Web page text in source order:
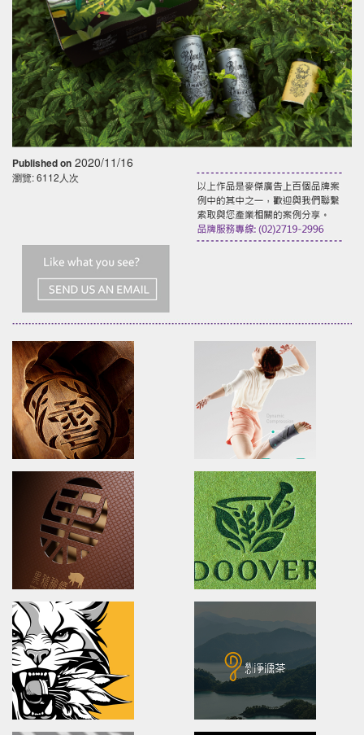
Published on 2020/11/16
瀏覽: 6112人次
XueHuaZhai
brand identity/logo design/packaging
雪花齋豐原餅舖/品牌形象識別/包裝設計
OPPO MEDICAL
Advertising/Poster Design/
歐柏醫療/全球主視覺/產品策略/海